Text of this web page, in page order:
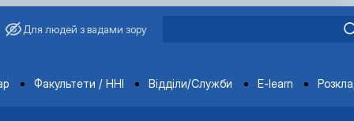
Для людей з вадами зору
Факультети / ННІ Відділи/Служби E-learn